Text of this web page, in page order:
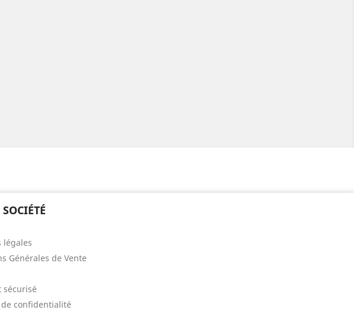
légales
Générales de Vente
sécurisé
confidentialité